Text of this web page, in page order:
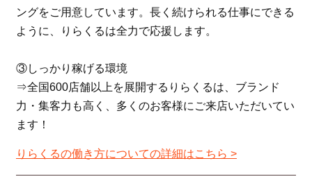
ングをご用意しています。長く続けられる仕事にできる
ように、りらくるは全力で応援します。
③しっかり稼げる環境
⇒全国600店舗以上を展開するりらくるは、ブランド
力・集客力も高く、多くのお客様にご来店いただいてい
ます！
りらくるの働き方についての詳細はこちら >